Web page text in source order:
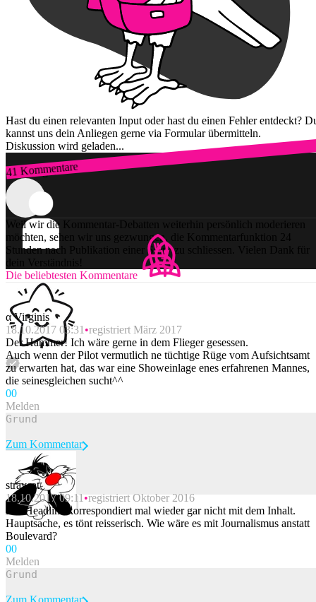
Hast du einen relevanten Input oder hast du einen Fehler entdeckt?
kannst uns dein Anliegen gerne via Formular übermitteln.
Diskussion wird geladen...
41 Kommentare
Zum Login
Weil wir die Kommentar-Debatten weiterhin persönlich moderieren
möchten, sehen wir uns gezwungen, die Kommentarfunktion 24
Stunden nach Publikation einer Story zu schliessen. Vielen Dank für
dein Verständnis!
Die beliebtesten Kommentare
α Virginis
18.10.2017 03:31 registriert März 2017
Der Hammer! Ich wäre gerne in dem Flieger gesessen.
Auch wenn der Pilot vermutlich ne tüchtige Rüge vom Aufsichtsamt
zu erwarten hat, das war eine Showeinlage enes erfahrenen Mannes,
die seinesgleichen sucht^^
00
Melden
Beitrag melden
Zum Kommentar
straycat
18.10.2017 09:11 registriert Oktober 2016
Die Headline korrespondiert mal wieder gar nicht mit dem Inhalt.
Hauptsache, es tönt reisserisch. Wie wäre es mit Journalismus anstatt
Boulevard?
00
Melden